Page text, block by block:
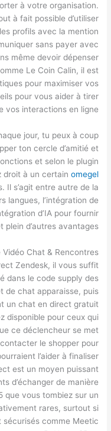
à votre organisation.
à fait possible d’utiliser
profils avec la mention
sans payer avec
même devoir dépenser
Le Coin Calin, il est
pour maximiser vos
pour vous aider à tirer
vos interactions en ligne.
jour, tu peux à coup
ton cercle d’amitié et
et selon le plugin
droit à un certain omegel
Il s’agit entre autre de la
langues, l’intégration de
d’IA pour fournir
d’autres avantages.
Vidéo Chat & Rencontres
Zendesk, il vous suffit
dans le code supply des
de chat apparaisse, puis
un chat en direct gratuit
disponible pour ceux qui
ce déclencheur se met
le shopper pour
l’aider à finaliser
est un moyen puissant
d’échanger de manière
que vous tombiez sur un
rares, surtout si
comme Meetic